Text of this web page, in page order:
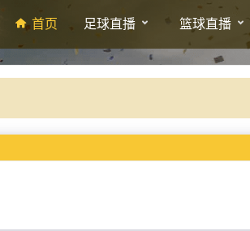
首页 足球直播 篮球直播